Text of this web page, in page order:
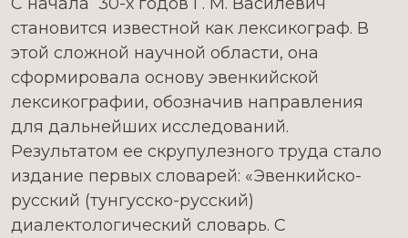
становится известной как лексикограф. В
этой сложной научной области, она
сформировала основу эвенкийской
лексикографии, обозначив направления
для дальнейших исследований.
Результатом ее скрупулезного труда стало
издание первых словарей: «Эвенкийско-
русский (тунгусско-русский)
диалектологический словарь. С